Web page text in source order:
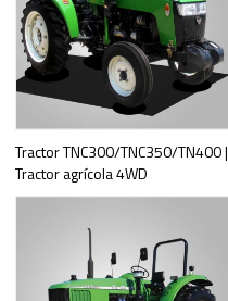
Tractor TNC300/TNC350/TN400 |
Tractor agrícola 4WD